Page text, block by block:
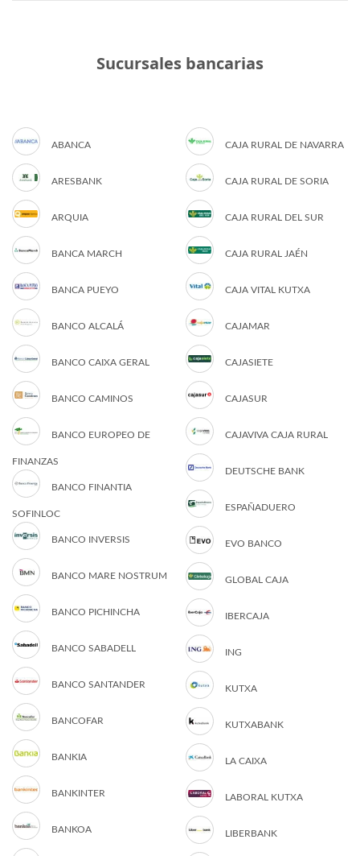
Sucursales bancarias
ABANCA
ARESBANK
ARQUIA
BANCA MARCH
BANCA PUEYO
BANCO ALCALÁ
BANCO CAIXA GERAL
BANCO CAMINOS
BANCO EUROPEO DE
FINANZAS
BANCO FINANTIA
SOFINLOC
BANCO INVERSIS
BANCO MARE NOSTRUM
BANCO PICHINCHA
BANCO SABADELL
BANCO SANTANDER
BANCOFAR
BANKIA
BANKINTER
BANKOA
CAJA RURAL DE NAVARRA
CAJA RURAL DE SORIA
CAJA RURAL DEL SUR
CAJA RURAL JAÉN
CAJA VITAL KUTXA
CAJAMAR
CAJASIETE
CAJASUR
CAJAVIVA CAJA RURAL
DEUTSCHE BANK
ESPAÑADUERO
EVO BANCO
GLOBAL CAJA
IBERCAJA
ING
KUTXA
KUTXABANK
LA CAIXA
LABORAL KUTXA
LIBERBANK